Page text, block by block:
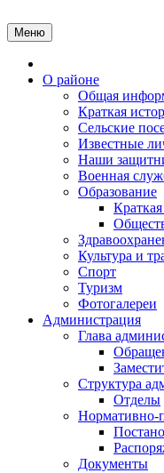
к
содержимому
Меню
О районе
Общая
Краткая
Сельские
Известные
Наши
Военная
Образование
Культура и
Спорт
Туризм
Фотогалереи
Администрация
Глава
Структура
Отделы
Нормативно-
Документы